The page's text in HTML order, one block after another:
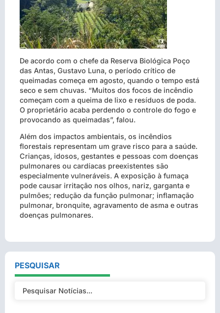
De acordo com o chefe da Reserva Biológica Poço
das Antas, Gustavo Luna, o período crítico de
queimadas começa em agosto, quando o tempo está
seco e sem chuvas. “Muitos dos focos de incêndio
começam com a queima de lixo e resíduos de poda.
O proprietário acaba perdendo o controle do fogo e
provocando as queimadas”, falou.
Além dos impactos ambientais, os incêndios
florestais representam um grave risco para a saúde.
Crianças, idosos, gestantes e pessoas com doenças
pulmonares ou cardíacas preexistentes são
especialmente vulneráveis. A exposição à fumaça
pode causar irritação nos olhos, nariz, garganta e
pulmões; redução da função pulmonar; inflamação
pulmonar, bronquite, agravamento de asma e outras
doenças pulmonares.
PESQUISAR